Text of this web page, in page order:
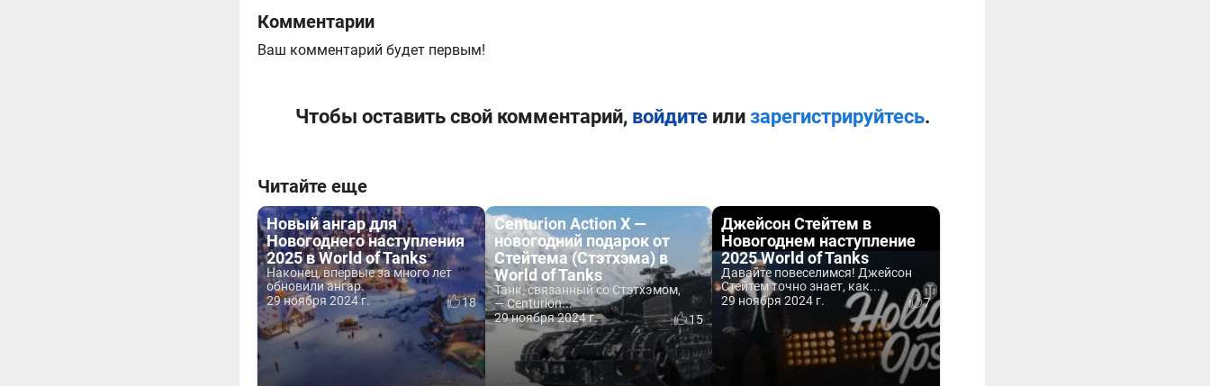
Комментарии
Ваш комментарий будет первым!
Чтобы оставить свой комментарий, войдитеили зарегистрируйтесь.
Читайте еще
Новый ангар для
Новогоднего наступления
2025 в World of Tanks
Наконец, впервые за много лет
обновили ангар.
29 ноября 2024 г.
18
Centurion Action X —
новогодний подарок от
Стейтема (Стэтхэма) в
World of Tanks
Танк, связанный со Стэтхэмом,
— Centurion...
29 ноября 2024 г.
15
Джейсон Стейтем в
Новогоднем наступление
2025 World of Tanks
Давайте повеселимся! Джейсон
Стейтем точно знает, как...
29 ноября 2024 г.
7